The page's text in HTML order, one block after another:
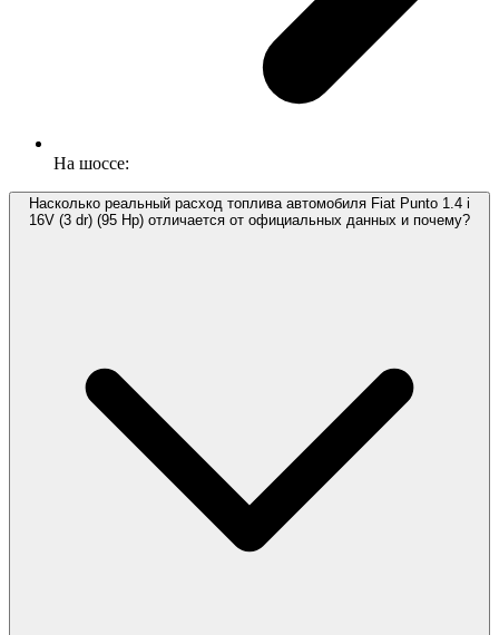
На шоссе:
Насколько реальный расход топлива автомобиля Fiat Punto 1.4 i
16V (3 dr) (95 Hp) отличается от официальных данных и почему?